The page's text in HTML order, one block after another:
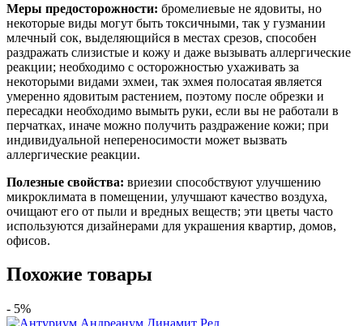
Меры предосторожности: бромелиевые не ядовиты, но
некоторые виды могут быть токсичными, так у гузмании
млечный сок, выделяющийся в местах срезов, способен
раздражать слизистые и кожу и даже вызывать аллергические
реакции; необходимо с осторожностью ухаживать за
некоторыми видами эхмеи, так эхмея полосатая является
умеренно ядовитым растением, поэтому после обрезки и
пересадки необходимо вымыть руки, если вы не работали в
перчатках, иначе можно получить раздражение кожи; при
индивидуальной непереносимости может вызвать
аллергические реакции.
Полезные свойства: вриезии способствуют улучшению
микроклимата в помещении, улучшают качество воздуха,
очищают его от пыли и вредных веществ; эти цветы часто
используются дизайнерами для украшения квартир, домов,
офисов.
Похожие товары
- 5%